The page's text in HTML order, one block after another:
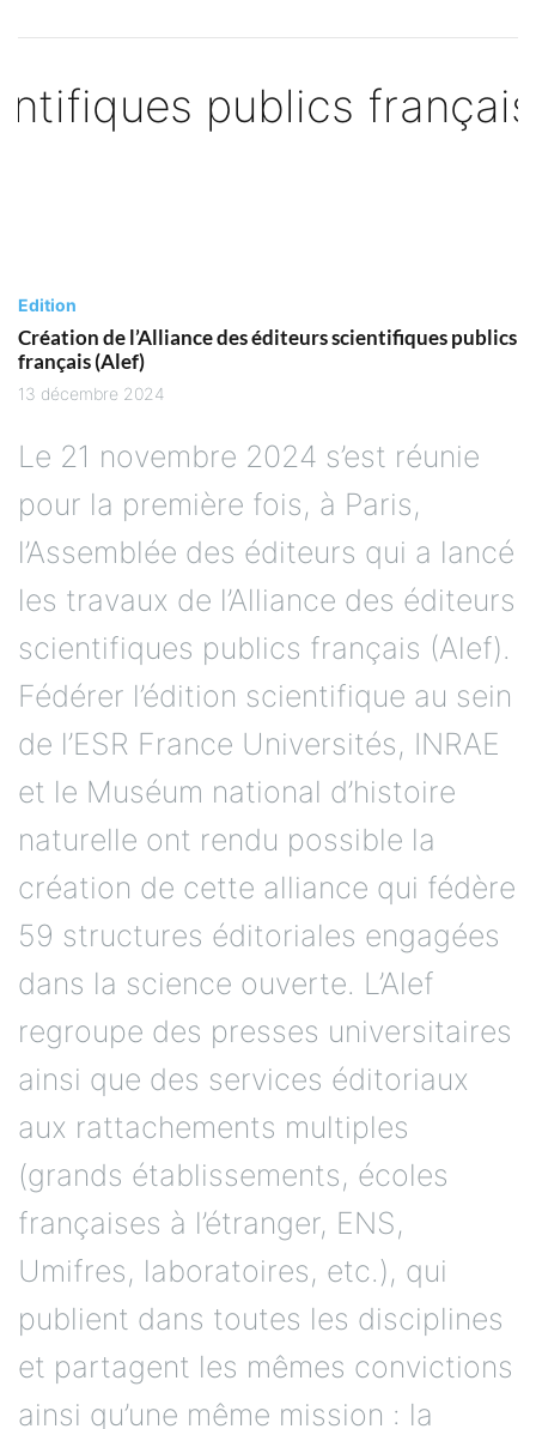
Création de l’Alliance des éditeurs scientifiques publics
français (Alef)
13 décembre 2024
pour la première fois, à Paris,
l’Assemblée des éditeurs qui a lancé
les travaux de l’Alliance des éditeurs
scientifiques publics français (Alef).
Fédérer l’édition scientifique au sein
de l’ESR France Universités, INRAE
et le Muséum national d’histoire
naturelle ont rendu possible la
création de cette alliance qui fédère
59 structures éditoriales engagées
dans la science ouverte. L’Alef
regroupe des presses universitaires
ainsi que des services éditoriaux
aux rattachements multiples
(grands établissements, écoles
françaises à l’étranger, ENS,
Umifres, laboratoires, etc.), qui
publient dans toutes les disciplines
et partagent les mêmes convictions
ainsi qu’une même mission : la